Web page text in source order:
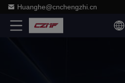
Huanghe@cnchengzhi.cn